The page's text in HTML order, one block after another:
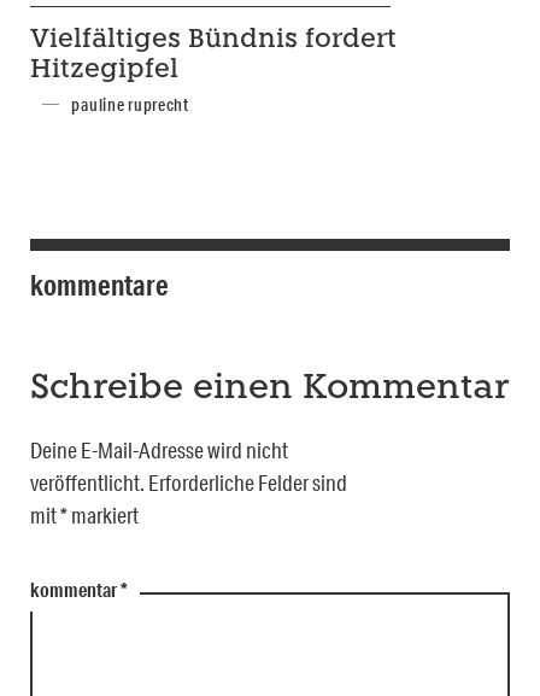
Vielfältiges Bündnis fordert
Hitzegipfel
pauline ruprecht
kommentare
Schreibe einen Kommentar
Deine E-Mail-Adresse wird nicht
veröffentlicht. Erforderliche Felder sind
mit*markiert
kommentar*